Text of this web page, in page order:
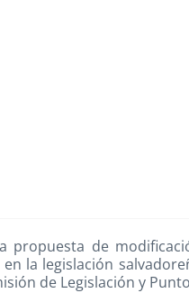
propuesta de
en la legislación
de Legislación y